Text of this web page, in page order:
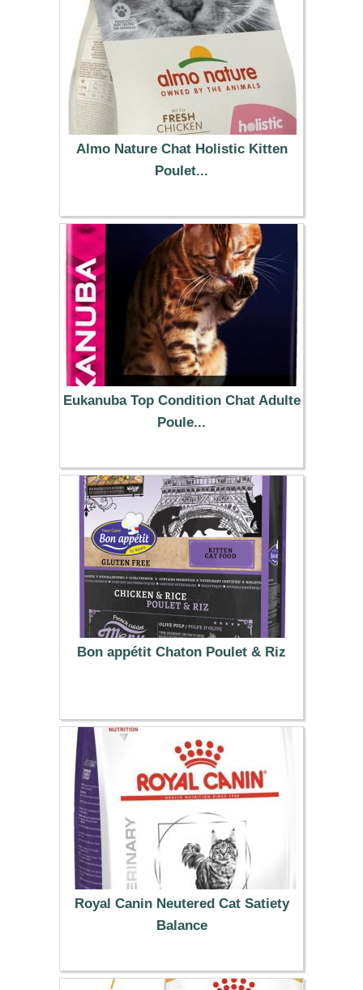
Almo Nature Chat Holistic Kitten
Poulet...
49.99 €
Eukanuba Top Condition Chat Adulte
Poule...
14.99 €
Bon appétit Chaton Poulet & Riz
5.50 €
Royal Canin Neutered Cat Satiety
Balance
29.99 €